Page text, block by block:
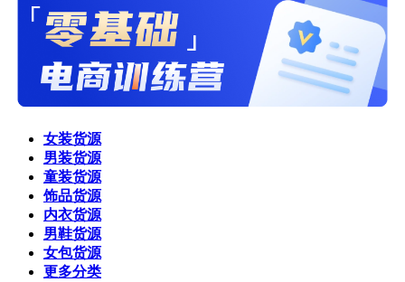
女装货源
男装货源
童装货源
饰品货源
内衣货源
男鞋货源
女包货源
更多分类